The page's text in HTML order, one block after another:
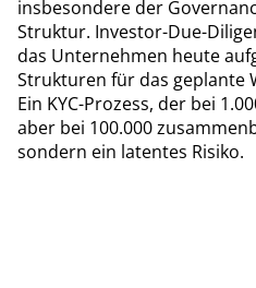
insbesondere der
Struktur. Investor-Due-
das Unternehmen heute
Strukturen für das geplante
Ein KYC-Prozess, der bei
aber bei 100.000
sondern ein latentes Risiko.